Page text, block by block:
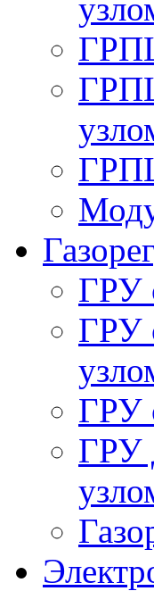
ГРУ
ГРУ
ГРУ
ГРУ